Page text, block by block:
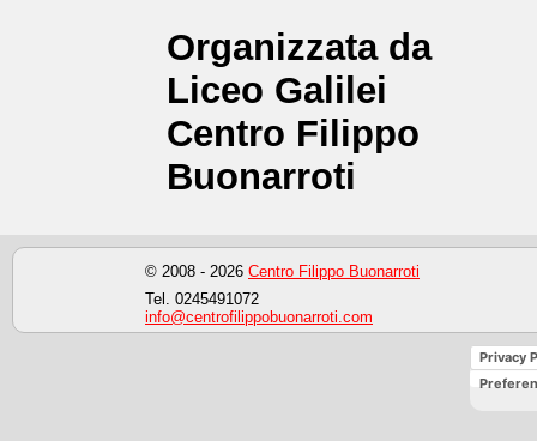
Organizzata da
Liceo Galilei
Centro Filippo
Buonarroti
© 2008 - 2026 Centro Filippo Buonarroti
Tel. 0245491072
info@centrofilippobuonarroti.com
Privacy